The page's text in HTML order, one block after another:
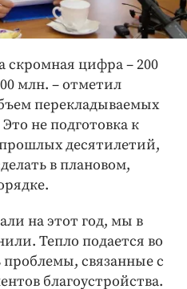
скромная цифра – 200
млн. – отметил
перекладываемых
не подготовка к
десятилетий,
в плановом,
на этот год, мы в
Тепло подается во
связанные с
благоустройства.